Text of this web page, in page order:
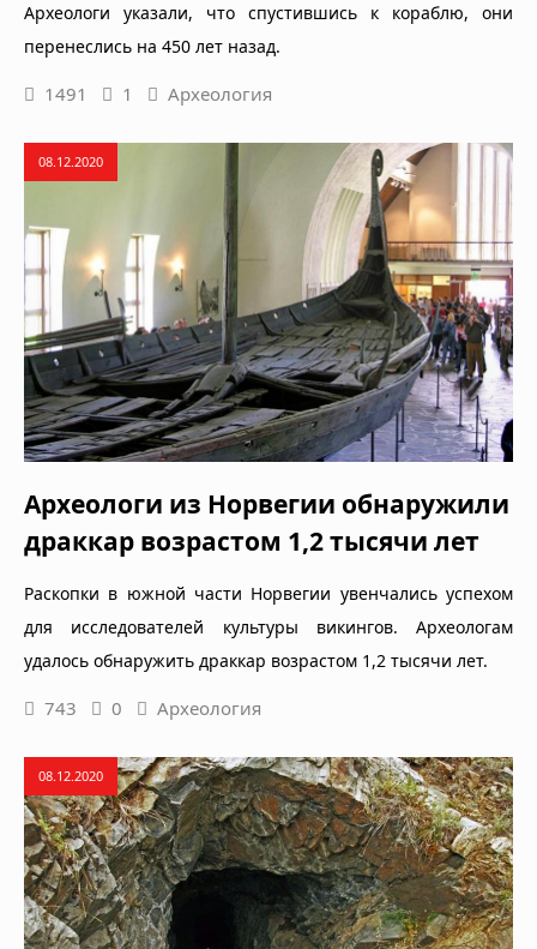
Археологи указали, что спустившись к кораблю, они
перенеслись на 450 лет назад.
1491 1 Археология
08.12.2020
Археологи из Норвегии обнаружили
драккар возрастом 1,2 тысячи лет
Раскопки в южной части Норвегии увенчались успехом
для исследователей культуры викингов. Археологам
удалось обнаружить драккар возрастом 1,2 тысячи лет.
743 0 Археология
08.12.2020